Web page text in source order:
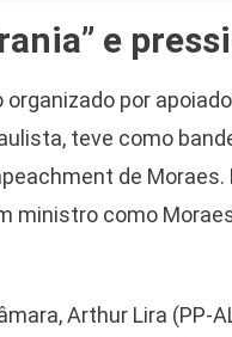
e
por
teve como
de
ministro como
Arthur Lira (PP-